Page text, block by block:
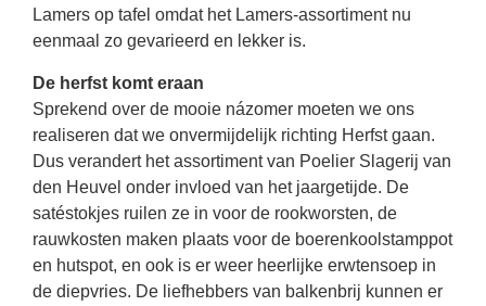
Lamers op tafel omdat het Lamers-assortiment nu
eenmaal zo gevarieerd en lekker is.
De herfst komt eraan
Sprekend over de mooie názomer moeten we ons
realiseren dat we onvermijdelijk richting Herfst gaan.
Dus verandert het assortiment van Poelier Slagerij van
den Heuvel onder invloed van het jaargetijde. De
satéstokjes ruilen ze in voor de rookworsten, de
rauwkosten maken plaats voor de boerenkoolstamppot
en hutspot, en ook is er weer heerlijke erwtensoep in
de diepvries. De liefhebbers van balkenbrij kunnen er